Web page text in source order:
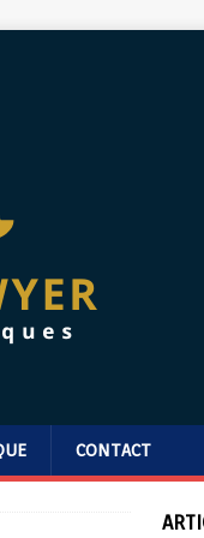
CONTACT